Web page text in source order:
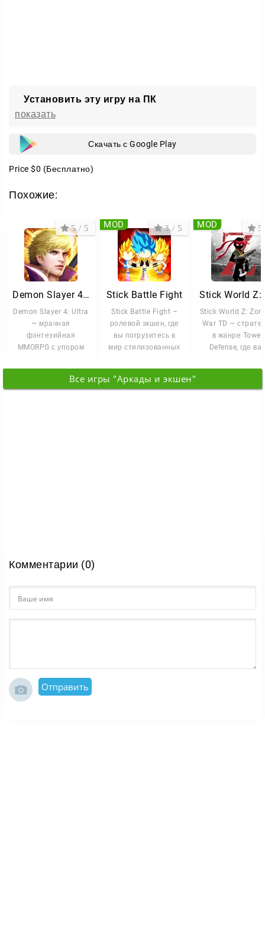
Установить эту игру на ПК
показать
Скачать с Google Play
Price $0 (Бесплатно)
Похожие:
Demon Slayer 4: Ultra
Demon Slayer 4: Ultra
— мрачная
фэнтезийная
MMORPG с упором
развитие героя. <p
5 / 5
Stick Battle Fight
Stick Battle Fight –
ролевой экшен, где
вы погрузитесь в
мир стилизованных
битв.
3 / 5
MOD
Stick World Z:
War TD —
в жанре Tower
Defense, где
оборонять
5
MOD
Все игры "Аркады и экшен"
Комментарии (0)
Отправить